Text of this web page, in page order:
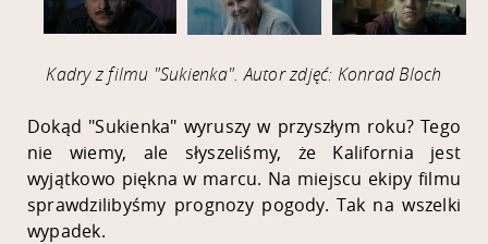
Kadry z filmu "Sukienka". Autor zdjęć: Konrad Bloch
Dokąd "Sukienka" wyruszy w przyszłym roku? Tego
nie wiemy, ale słyszeliśmy, że Kalifornia jest
wyjątkowo piękna w marcu. Na miejscu ekipy filmu
sprawdzilibyśmy prognozy pogody. Tak na wszelki
wypadek.